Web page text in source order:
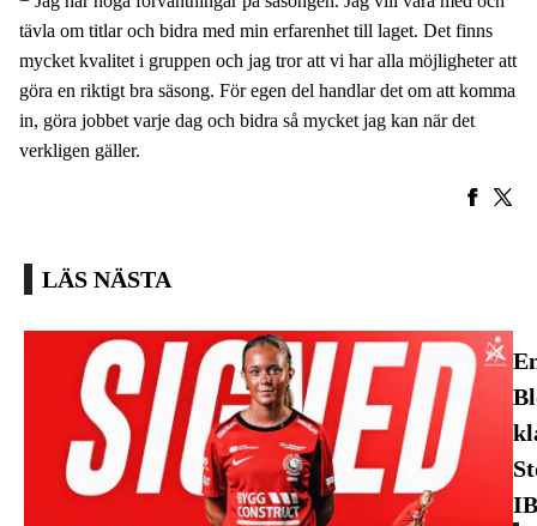
tävla om titlar och bidra med min erfarenhet till laget. Det finns
mycket kvalitet i gruppen och jag tror att vi har alla möjligheter att
göra en riktigt bra säsong. För egen del handlar det om att komma
in, göra jobbet varje dag och bidra så mycket jag kan när det
verkligen gäller.
LÄS NÄSTA